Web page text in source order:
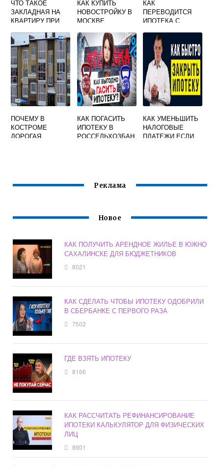
ЧТО ТАКОЕ
ЗАКЛАДНАЯ НА
КВАРТИРУ ПРИ
КАК КУПИТЬ
НОВОСТРОЙКУ В
МОСКВЕ
КАК
ПЕРЕВОДИТСЯ
ИПОТЕКА С
ПОЧЕМУ В
КОСТРОМЕ
ДОРОГАЯ
КАК ПОГАСИТЬ
ИПОТЕКУ В
РОССЕЛЬХОЗБАН
КАК УМЕНЬШИТЬ
НАЛОГОВЫЕ
ПЛАТЕЖИ ЕСЛИ
Реклама
Новое
КАК ПОЛУЧИТЬ АРЕНДНОЕ ЖИЛЬЕ В ЮЖНО
САХАЛИНСКЕ ДЛЯ БЮДЖЕТНИКОВ
8021
КАК СДЕЛАТЬ ЧТОБЫ ИПОТЕКУ ОДОБРИЛИ
В СБЕРБАНКЕ С ПЕРВОГО РАЗА
7502
ГДЕ ВЗЯТЬ ИПОТЕКУ
8166
КАК РАССЧИТАТЬ РЕФИНАНСИРОВАНИЕ
ИПОТЕКИ КАЛЬКУЛЯТОР ДЛЯ ФИЗИЧЕСКИХ
ЛИЦ
8901